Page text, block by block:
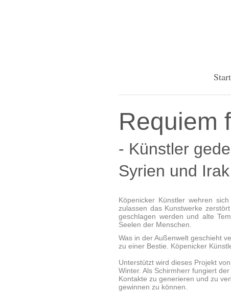
Requiem
- Künstler
Syrien und
Köpenicker Künstler wehren
zulassen das Kunstwerke
geschlagen werden und alte
Seelen der Menschen.
Was in der Außenwelt geschieht
zu einer Bestie. Köpenicker
Unterstützt wird dieses Projekt
Winter. Als Schirmherr fungiert
Kontakte zu generieren und zu
gewinnen zu können.